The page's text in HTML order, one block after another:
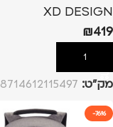
XD DESIGN
₪419
הוספה לסל
מק”ט: 8714612115497
-76%